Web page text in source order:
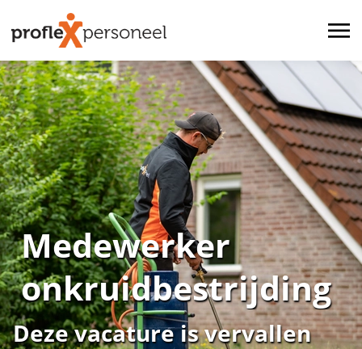
Medewerker
onkruidbestrijding
Deze vacature is vervallen